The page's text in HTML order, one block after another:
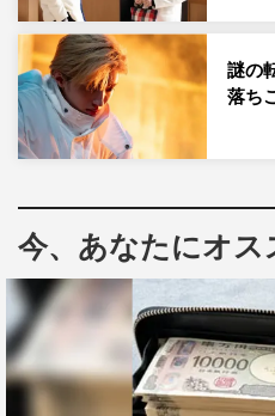
人”とも言える「マルス」の
第1話・第2話は、TVerで無料
有名進学校の桜明学園に季節
きたところからスタートした
李光人）、貴城香恋（吉川
桜庭杏花（横田真悠）、呉井
（泉澤祐希）を集めたゼロ
てスクールカウンセラー・毛
クスリ漬けにしていたとい
有名進学校で起きた前代未聞
謎の
落ち
今、あなたにオス